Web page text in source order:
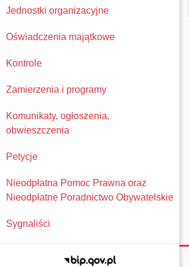
Jednostki organizacyjne
Oświadczenia majątkowe
Kontrole
Zamierzenia i programy
Komunikaty, ogłoszenia,
obwieszczenia
Petycje
Nieodpłatna Pomoc Prawna oraz
Nieodpłatne Poradnictwo Obywatelskie
Sygnaliści